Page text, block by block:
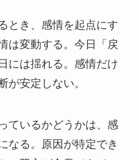
とき、感情を起点にす
は変動する。今日「戻
には揺れる。感情だけ
が安定しない。
ているかどうかは、感
なる。原因が特定でき